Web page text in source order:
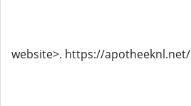
website>. https://apotheeknl.net/